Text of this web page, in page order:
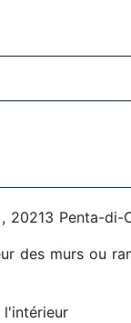
, 20213 Penta-di-
des murs ou
l'intérieur